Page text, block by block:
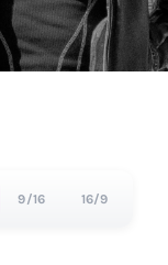
9/16 16/9